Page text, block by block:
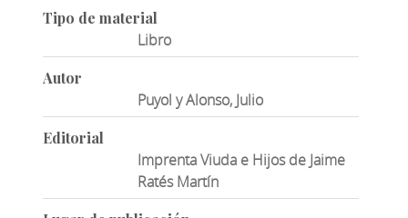
Tipo de material
Libro
Autor
Puyol y Alonso, Julio
Editorial
Imprenta Viuda e Hijos de Jaime
Ratés Martín